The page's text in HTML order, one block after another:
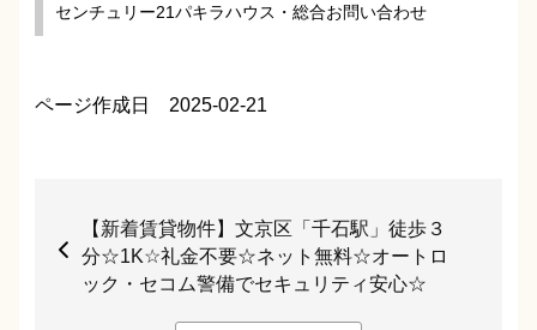
センチュリー21パキラハウス・総合お問い合わせ
ページ作成日 2025-02-21
【新着賃貸物件】文京区「千石駅」徒歩３
分☆1K☆礼金不要☆ネット無料☆オートロ
ック・セコム警備でセキュリティ安心☆